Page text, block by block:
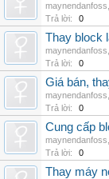
maynendanfoss
Trả lời:
0
Thay block
maynendanfoss
Trả lời:
0
Giá bán,
maynendanfoss
Trả lời:
0
Cung cấp
maynendanfoss
Trả lời:
0
Thay máy